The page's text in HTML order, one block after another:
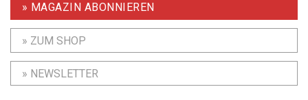
» MAGAZIN ABONNIEREN
» ZUM SHOP
» NEWSLETTER